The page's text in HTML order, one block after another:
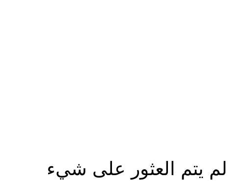
لم يتم العثور على شيء